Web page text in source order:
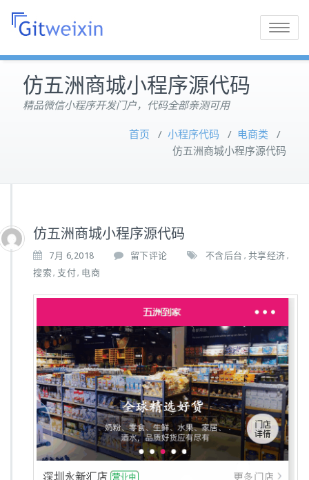
Toggle
仿五洲商城小程序源代码
精品微信小程序开发门户，代码全部亲测可用
首页 / 小程序代码 / 电商类 /
仿五洲商城小程序源代码
仿五洲商城小程序源代码
7月 6,2018 留下评论 不含后台 , 共享经济 ,
搜索 , 支付, 电商